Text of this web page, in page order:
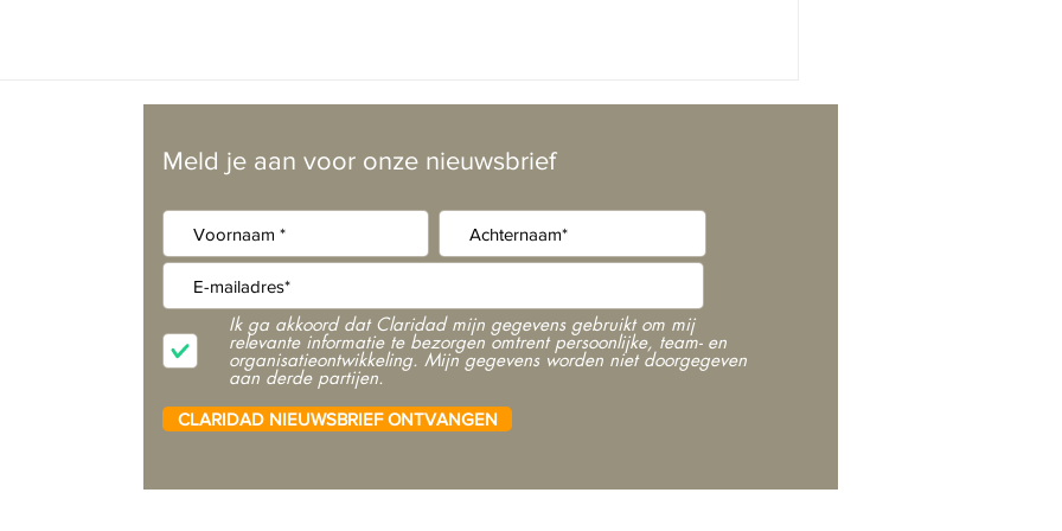
Meld je aan voor onze nieuwsbrief
Ik ga akkoord dat Claridad mijn gegevens gebruikt om mij
relevante informatie te bezorgen omtrent persoonlijke, team- en
organisatieontwikkeling. Mijn gegevens worden niet doorgegeven
aan derde partijen.
CLARIDAD NIEUWSBRIEF ONTVANGEN